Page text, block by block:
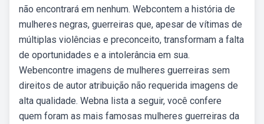
não encontrará em nenhum. Webcontem a história de
mulheres negras, guerreiras que, apesar de vítimas de
múltiplas violências e preconceito, transformam a falta
de oportunidades e a intolerância em sua.
Webencontre imagens de mulheres guerreiras sem
direitos de autor atribuição não requerida imagens de
alta qualidade. Webna lista a seguir, você confere
quem foram as mais famosas mulheres guerreiras da